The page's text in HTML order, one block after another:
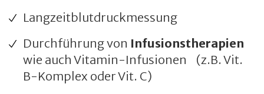
Langzeitblutdruckmessung
Durchführung von Infusionstherapien
wie auch Vitamin-Infusionen (z.B. Vit.
B-Komplex oder Vit. C)